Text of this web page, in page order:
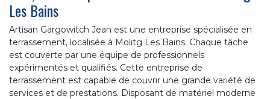
Les Bains
Artisan Gargowitch Jean est une entreprise spécialisée en
terrassement, localisée à Molitg Les Bains. Chaque tâche
est couverte par une équipe de professionnels
expérimentés et qualifiés. Cette entreprise de
terrassement est capable de couvrir une grande variété de
services et de prestations. Disposant de matériel moderne